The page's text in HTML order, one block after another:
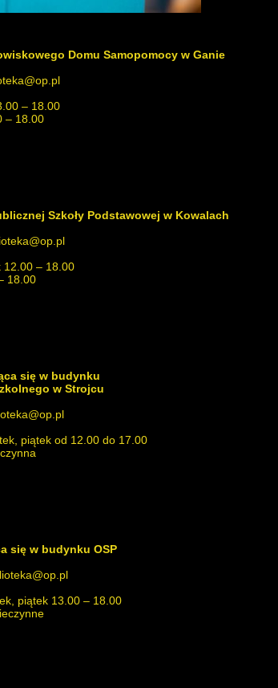
Domu Samopomocy w Ganie
– 18.00
– 18.00
Szkoły Podstawowej w Kowalach
12.00 – 18.00
18.00
się w budynku
w Strojcu
piątek od 12.00 do 17.00
się w budynku OSP
piątek 13.00 – 18.00